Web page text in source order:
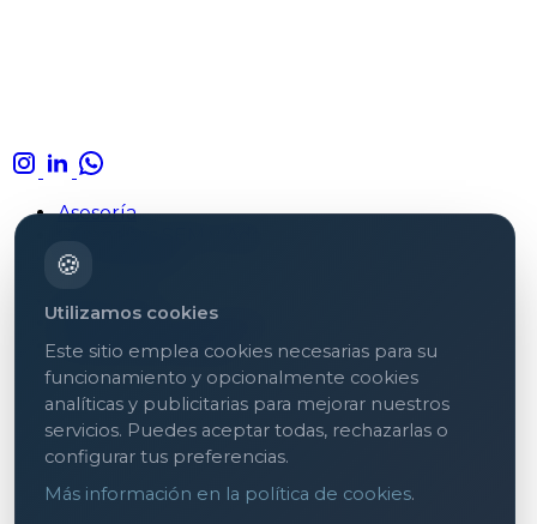
Asesoría
Formaciones
Aviso legal
Política de privacidad
Política de cookies
🍪
Utilizamos cookies
Este sitio emplea cookies necesarias para su
funcionamiento y opcionalmente cookies
analíticas y publicitarias para mejorar nuestros
servicios. Puedes aceptar todas, rechazarlas o
configurar tus preferencias.
Más información en la política de cookies.